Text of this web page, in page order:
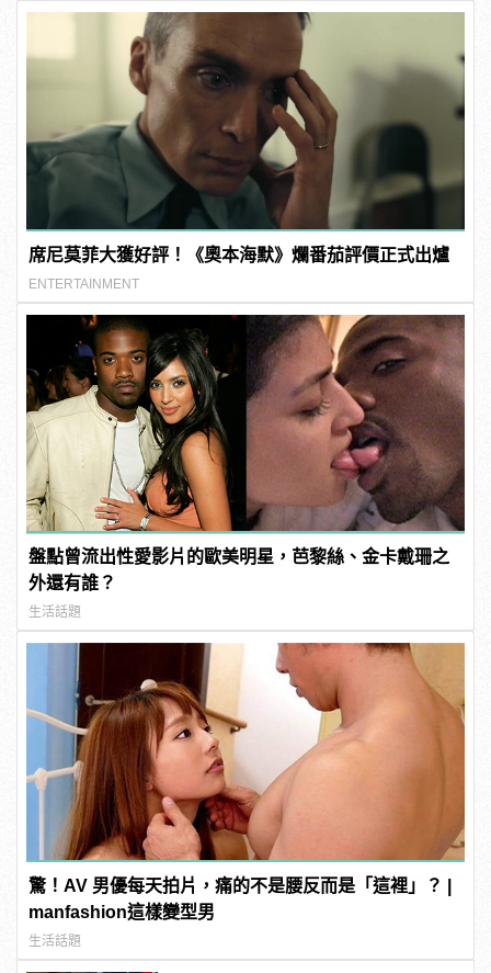
席尼莫菲大獲好評！《奧本海默》爛番茄評價正式出爐
ENTERTAINMENT
盤點曾流出性愛影片的歐美明星，芭黎絲、金卡戴珊之
外還有誰？
生活話題
驚！AV 男優每天拍片，痛的不是腰反而是「這裡」？ |
manfashion這樣變型男
生活話題